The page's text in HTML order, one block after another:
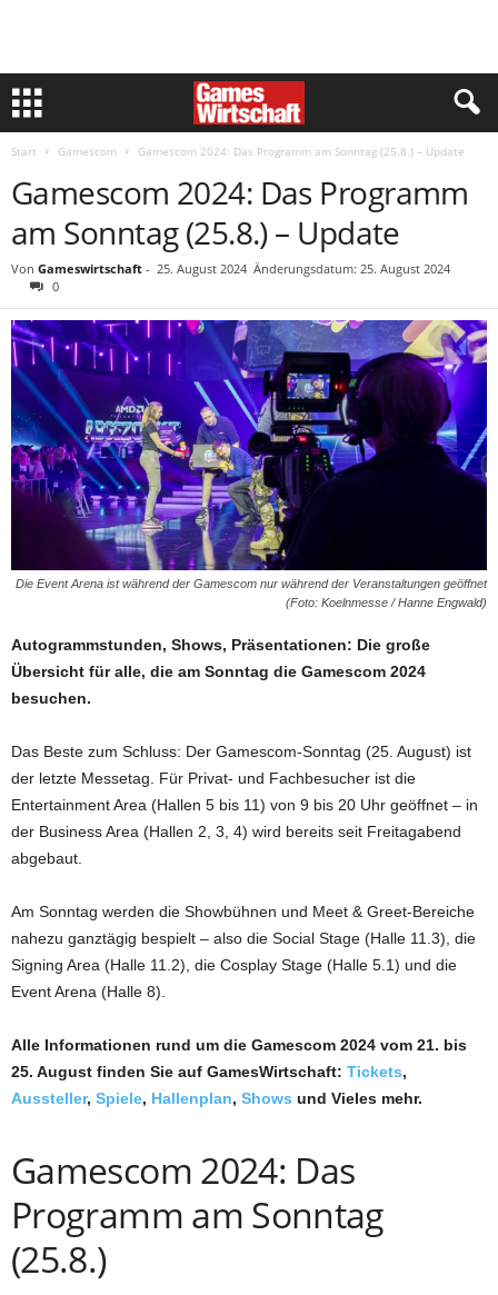
Start Gamescom Gamescom 2024: Das Programm am Sonntag (25.8.) – Update
Gamescom 2024: Das Programm
am Sonntag (25.8.) – Update
Von Gameswirtschaft - 25. August 2024 Änderungsdatum: 25. August 2024
0
Die Event Arena ist während der Gamescom nur während der Veranstaltungen geöffnet
(Foto: Koelnmesse / Hanne Engwald)
Autogrammstunden, Shows, Präsentationen: Die große
Übersicht für alle, die am Sonntag die Gamescom 2024
besuchen.
Das Beste zum Schluss: Der Gamescom-Sonntag (25. August) ist
der letzte Messetag. Für Privat- und Fachbesucher ist die
Entertainment Area (Hallen 5 bis 11) von 9 bis 20 Uhr geöffnet – in
der Business Area (Hallen 2, 3, 4) wird bereits seit Freitagabend
abgebaut.
Am Sonntag werden die Showbühnen und Meet & Greet-Bereiche
nahezu ganztägig bespielt – also die Social Stage (Halle 11.3), die
Signing Area (Halle 11.2), die Cosplay Stage (Halle 5.1) und die
Event Arena (Halle 8).
Alle Informationen rund um die Gamescom 2024 vom 21. bis
25. August finden Sie auf GamesWirtschaft: Tickets,
Aussteller, Spiele, Hallenplan, Shows und Vieles mehr.
Gamescom 2024: Das
Programm am Sonntag
(25.8.)